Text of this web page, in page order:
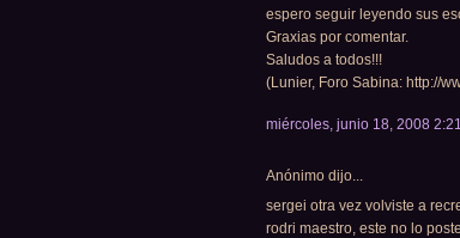
espero seguir leyendo sus
Graxias por comentar.
Saludos a todos!!!
(Lunier, Foro Sabina: http://
miércoles, junio 18, 2008
Anónimo dijo...
sergei otra vez volviste a
rodri maestro, este no lo